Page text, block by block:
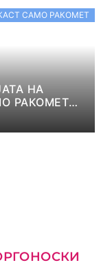
САМО РАКОМЕТ
НА
РАКОМЕТ